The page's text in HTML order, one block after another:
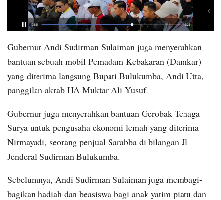
Gubernur Andi Sudirman Sulaiman juga menyerahkan
bantuan sebuah mobil Pemadam Kebakaran (Damkar)
yang diterima langsung Bupati Bulukumba, Andi Utta,
panggilan akrab HA Muktar Ali Yusuf.
Gubernur juga menyerahkan bantuan Gerobak Tenaga
Surya untuk pengusaha ekonomi lemah yang diterima
Nirmayadi, seorang penjual Sarabba di bilangan Jl
Jenderal Sudirman Bulukumba.
Sebelumnya, Andi Sudirman Sulaiman juga membagi-
bagikan hadiah dan beasiswa bagi anak yatim piatu dan